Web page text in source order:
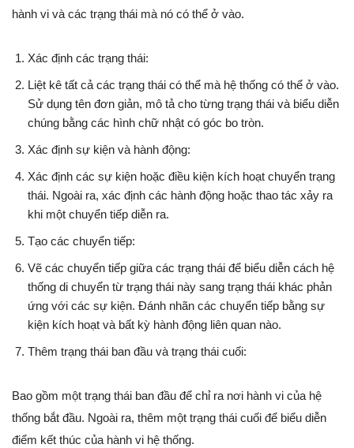
hành vi và các trạng thái mà nó có thể ở vào.
Xác định các trạng thái:
Liệt kê tất cả các trạng thái có thể mà hệ thống có thể ở vào.
Sử dụng tên đơn giản, mô tả cho từng trạng thái và biểu diễn
chúng bằng các hình chữ nhật có góc bo tròn.
Xác định sự kiện và hành động:
Xác định các sự kiện hoặc điều kiện kích hoạt chuyển trạng
thái. Ngoài ra, xác định các hành động hoặc thao tác xảy ra
khi một chuyển tiếp diễn ra.
Tạo các chuyển tiếp:
Vẽ các chuyển tiếp giữa các trạng thái để biểu diễn cách hệ
thống di chuyển từ trạng thái này sang trạng thái khác phản
ứng với các sự kiện. Đánh nhãn các chuyển tiếp bằng sự
kiện kích hoạt và bất kỳ hành động liên quan nào.
Thêm trạng thái ban đầu và trạng thái cuối:
Bao gồm một trạng thái ban đầu để chỉ ra nơi hành vi của hệ
thống bắt đầu. Ngoài ra, thêm một trạng thái cuối để biểu diễn
điểm kết thúc của hành vi hệ thống.